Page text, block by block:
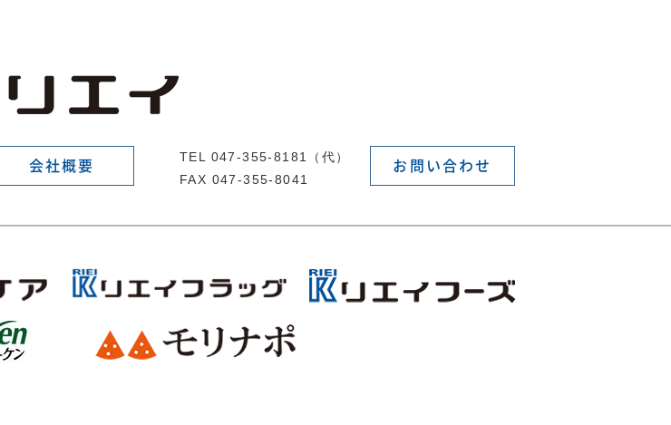
会社概要
TEL 047-355-8181（代）
FAX 047-355-8041
お問い合わせ